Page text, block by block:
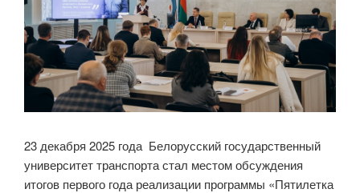
23 декабря 2025 года Белорусский государственный
университет транспорта стал местом обсуждения
итогов первого года реализации программы «Пятилетка